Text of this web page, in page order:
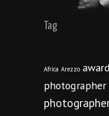
Tag
Africa Arezzo
photographer